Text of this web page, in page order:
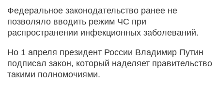
Федеральное законодательство ранее не
позволяло вводить режим ЧС при
распространении инфекционных заболеваний.
Но 1 апреля президент России Владимир Путин
подписал закон, который наделяет правительство
такими полномочиями.